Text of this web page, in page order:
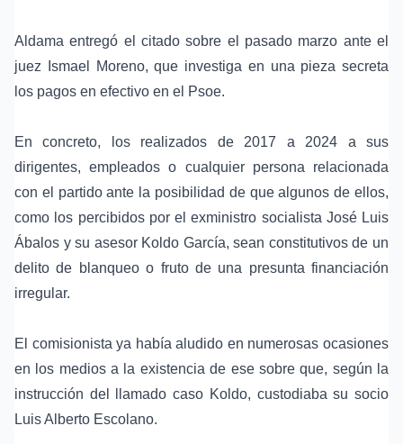
Aldama entregó el citado sobre el pasado marzo ante el
juez Ismael Moreno, que investiga en una pieza secreta
los pagos en efectivo en el Psoe.
En concreto, los realizados de 2017 a 2024 a sus
dirigentes, empleados o cualquier persona relacionada
con el partido ante la posibilidad de que algunos de ellos,
como los percibidos por el exministro socialista José Luis
Ábalos y su asesor Koldo García, sean constitutivos de un
delito de blanqueo o fruto de una presunta financiación
irregular.
El comisionista ya había aludido en numerosas ocasiones
en los medios a la existencia de ese sobre que, según la
instrucción del llamado caso Koldo, custodiaba su socio
Luis Alberto Escolano.